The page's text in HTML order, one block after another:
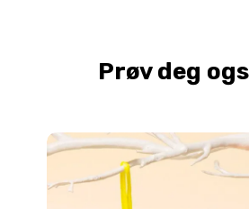
Prøv deg